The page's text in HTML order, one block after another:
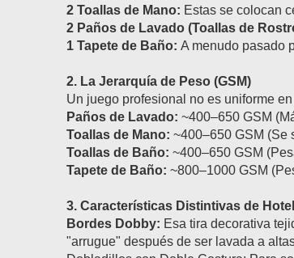
2 Toallas de Mano: Estas se colocan
2 Paños de Lavado (Toallas de
1 Tapete de Baño: A menudo pasado
2. La Jerarquía de Peso (GSM)
Un juego profesional no es uniforme
Paños de Lavado: ~400–650 GSM
Toallas de Mano: ~400–650 GSM (Se
Toallas de Baño: ~400–650 GSM
Tapete de Baño: ~800–1000 GSM
3. Características Distintivas de Hotel
Bordes Dobby: Esa tira decorativa
"arrugue" después de ser lavada a